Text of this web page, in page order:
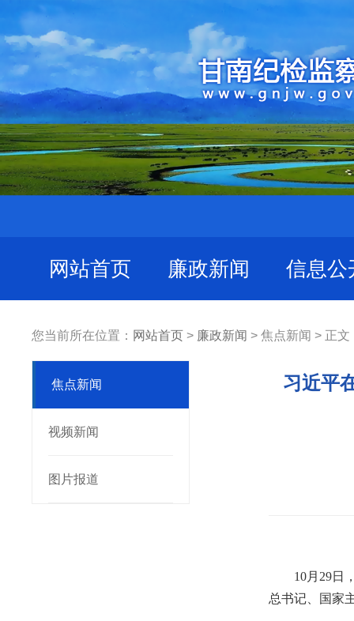
网站首页 廉政新闻 信息公
您当前所在位置： 网站首页 > 廉政新闻 > 焦点新闻 > 正文
焦点新闻
视频新闻
图片报道
习近平
10月29日
总书记、国家